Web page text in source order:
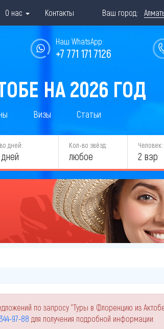
О нас Контакты Ваш город:
Наш WhatsApp:
+7 771 171 7126
НА 2026 ГОД
Визы Статьи
дней: Кол-во звёзд:
любое
Человек:
2 взр
по запросу "Туры в Флоренцию из
97-88 для получения подробной информации.